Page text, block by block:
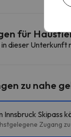
für
in dieser Unterkunft
zu nahe
Innsbruck Skipass
Zugang